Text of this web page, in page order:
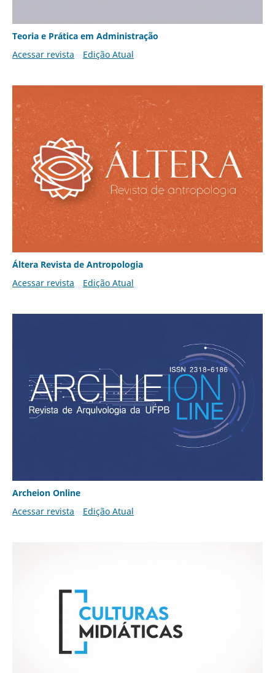
Teoria e Prática em Administração
Acessar revista
Edição Atual
Áltera Revista de Antropologia
Acessar revista
Edição Atual
Archeion Online
Acessar revista
Edição Atual